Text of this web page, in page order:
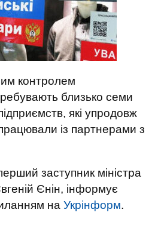
контролем
близько семи
які упродовж
із партнерами з
заступник міністра
Єнін, інформує
на Укрінформ.